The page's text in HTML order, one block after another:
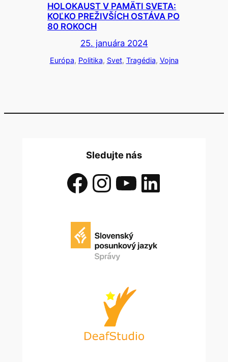
HOLOKAUST V PAMÄTI SVETA:
KOĽKO PREŽIVŠÍCH OSTÁVA PO
80 ROKOCH
25. januára 2024
Európa, Politika, Svet, Tragédia, Vojna
Sledujte nás
Facebook InstagramYouTube LinkedIn